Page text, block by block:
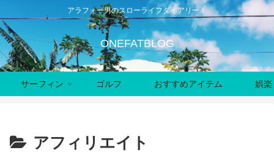
アラフォー男のスローライフダイアリー！
ONEFATBLOG
サーフィン ゴルフ おすすめアイテム 娯
アフィリエイト